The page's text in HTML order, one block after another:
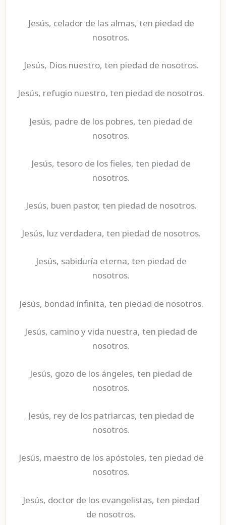
Jesús, celador de las almas, ten piedad de
nosotros.
Jesús, Dios nuestro, ten piedad de nosotros.
Jesús, refugio nuestro, ten piedad de nosotros.
Jesús, padre de los pobres, ten piedad de
nosotros.
Jesús, tesoro de los fieles, ten piedad de
nosotros.
Jesús, buen pastor, ten piedad de nosotros.
Jesús, luz verdadera, ten piedad de nosotros.
Jesús, sabiduría eterna, ten piedad de
nosotros.
Jesús, bondad infinita, ten piedad de nosotros.
Jesús, camino y vida nuestra, ten piedad de
nosotros.
Jesús, gozo de los ángeles, ten piedad de
nosotros.
Jesús, rey de los patriarcas, ten piedad de
nosotros.
Jesús, maestro de los apóstoles, ten piedad de
nosotros.
Jesús, doctor de los evangelistas, ten piedad
de nosotros.